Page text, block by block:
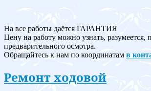
На все работы даётся ГАРАНТИЯ
Цену на работу можно узнать, разумеется,
предварительного осмотра.
Обращайтесь к нам по координатам в
Ремонт ходовой